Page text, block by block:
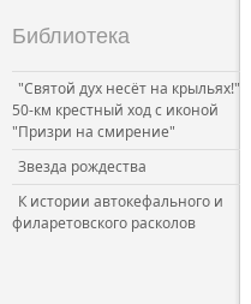
Библиотека
"Святой дух несёт на крыльях!"
50-км крестный ход с иконой
"Призри на смирение"
Звезда рождества
К истории автокефального и
филаретовского расколов